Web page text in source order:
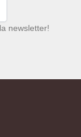
newsletter!